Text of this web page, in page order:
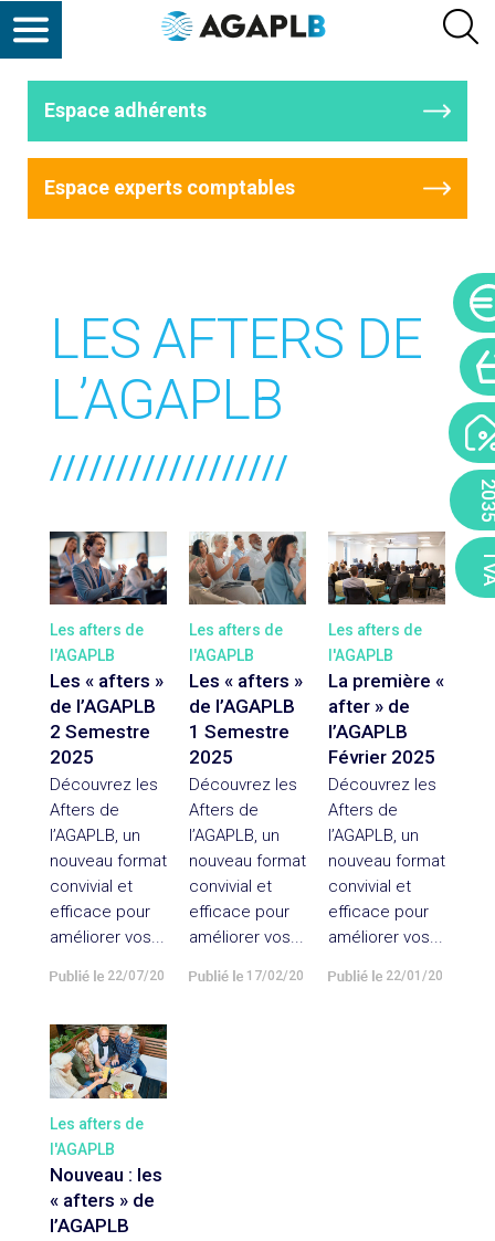
Espace adhérents
Espace experts comptables
LES AFTERS DE
L’AGAPLB
//////////////////
Les afters de
l'AGAPLB
Les « afters »
de l’AGAPLB
2 Semestre
2025
Découvrez les
Afters de
l’AGAPLB, un
nouveau format
convivial et
efficace pour
améliorer vos...
22/07/2025
Les afters de
l'AGAPLB
Les « afters »
de l’AGAPLB
1 Semestre
2025
Découvrez les
Afters de
l’AGAPLB, un
nouveau format
convivial et
efficace pour
améliorer vos...
17/02/2025
Les afters de
l'AGAPLB
La première «
after » de
l’AGAPLB
Février 2025
Découvrez les
Afters de
l’AGAPLB, un
nouveau format
convivial et
efficace pour
améliorer vos...
22/01/2025
Les afters de
l'AGAPLB
Nouveau : les
« afters » de
l’AGAPLB